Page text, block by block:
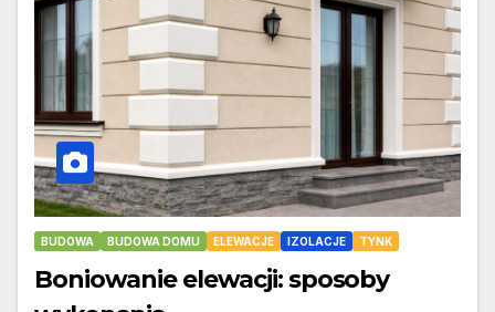
BUDOWA BUDOWA DOMU ELEWACJE IZOLACJE TYNK
Boniowanie elewacji: sposoby